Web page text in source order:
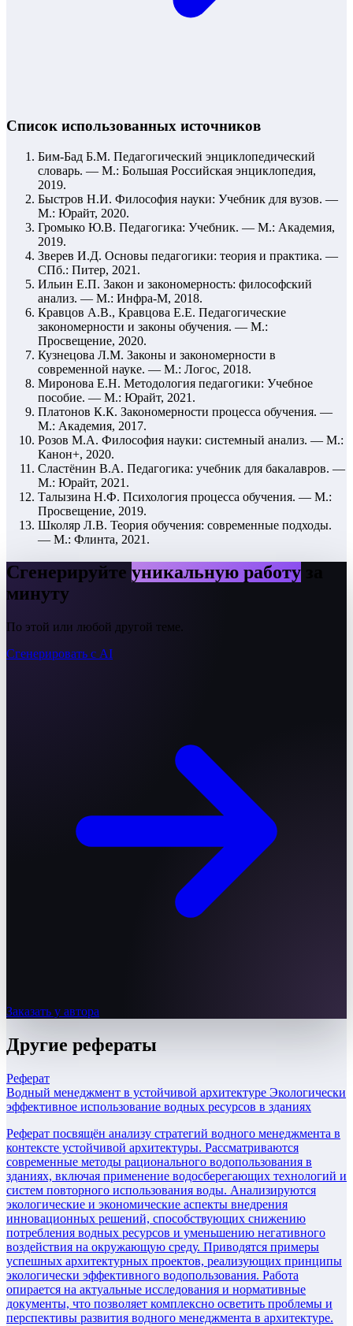
Список использованных источников
Бим-Бад Б.М. Педагогический энциклопедический
словарь. — М.: Большая Российская энциклопедия,
2019.
Быстров Н.И. Философия науки: Учебник для вузов. —
М.: Юрайт, 2020.
Громыко Ю.В. Педагогика: Учебник. — М.: Академия,
2019.
Зверев И.Д. Основы педагогики: теория и практика. —
СПб.: Питер, 2021.
Ильин Е.П. Закон и закономерность: философский
анализ. — М.: Инфра-М, 2018.
Кравцов А.В., Кравцова Е.Е. Педагогические
закономерности и законы обучения. — М.:
Просвещение, 2020.
Кузнецова Л.М. Законы и закономерности в
современной науке. — М.: Логос, 2018.
Миронова Е.Н. Методология педагогики: Учебное
пособие. — М.: Юрайт, 2021.
Платонов К.К. Закономерности процесса обучения. —
М.: Академия, 2017.
Розов М.А. Философия науки: системный анализ. — М.:
Канон+, 2020.
Сластёнин В.А. Педагогика: учебник для бакалавров. —
М.: Юрайт, 2021.
Талызина Н.Ф. Психология процесса обучения. — М.:
Просвещение, 2019.
Школяр Л.В. Теория обучения: современные подходы.
— М.: Флинта, 2021.
Сгенерируйте уникальную работу
минуту
По этой или любой другой теме.
Сгенерировать с AI
Заказать у автора
Другие рефераты
Реферат
Водный менеджмент в устойчивой архитектуре Экологически
эффективное использование водных ресурсов в зданиях
Реферат посвящён анализу стратегий водного менеджмента в
контексте устойчивой архитектуры. Рассматриваются
современные методы рационального водопользования в
зданиях, включая применение водосберегающих технологий и
систем повторного использования воды. Анализируются
экологические и экономические аспекты внедрения
инновационных решений, способствующих снижению
потребления водных ресурсов и уменьшению негативного
воздействия на окружающую среду. Приводятся примеры
успешных архитектурных проектов, реализующих принципы
экологически эффективного водопользования. Работа
опирается на актуальные исследования и нормативные
документы, что позволяет комплексно осветить проблемы и
перспективы развития водного менеджмента в архитектуре.